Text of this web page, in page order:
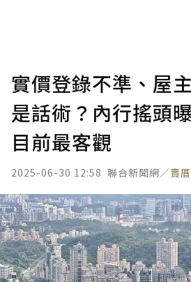
實價登錄不準、屋
是話術？內行搖頭
目前最客觀
2025-06-30 12:58 聯合新聞網／賣